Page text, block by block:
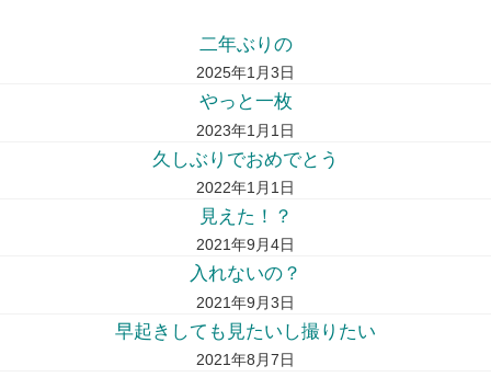
二年ぶりの
2025年1月3日
やっと一枚
2023年1月1日
久しぶりでおめでとう
2022年1月1日
見えた！？
2021年9月4日
入れないの？
2021年9月3日
早起きしても見たいし撮りたい
2021年8月7日